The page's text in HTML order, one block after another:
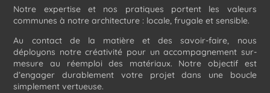
Notre expertise et nos pratiques portent les valeurs
communes à notre architecture : locale, frugale et sensible.
Au contact de la matière et des savoir-faire, nous
déployons notre créativité pour un accompagnement sur-
mesure au réemploi des matériaux. Notre objectif est
d’engager durablement votre projet dans une boucle
simplement vertueuse.